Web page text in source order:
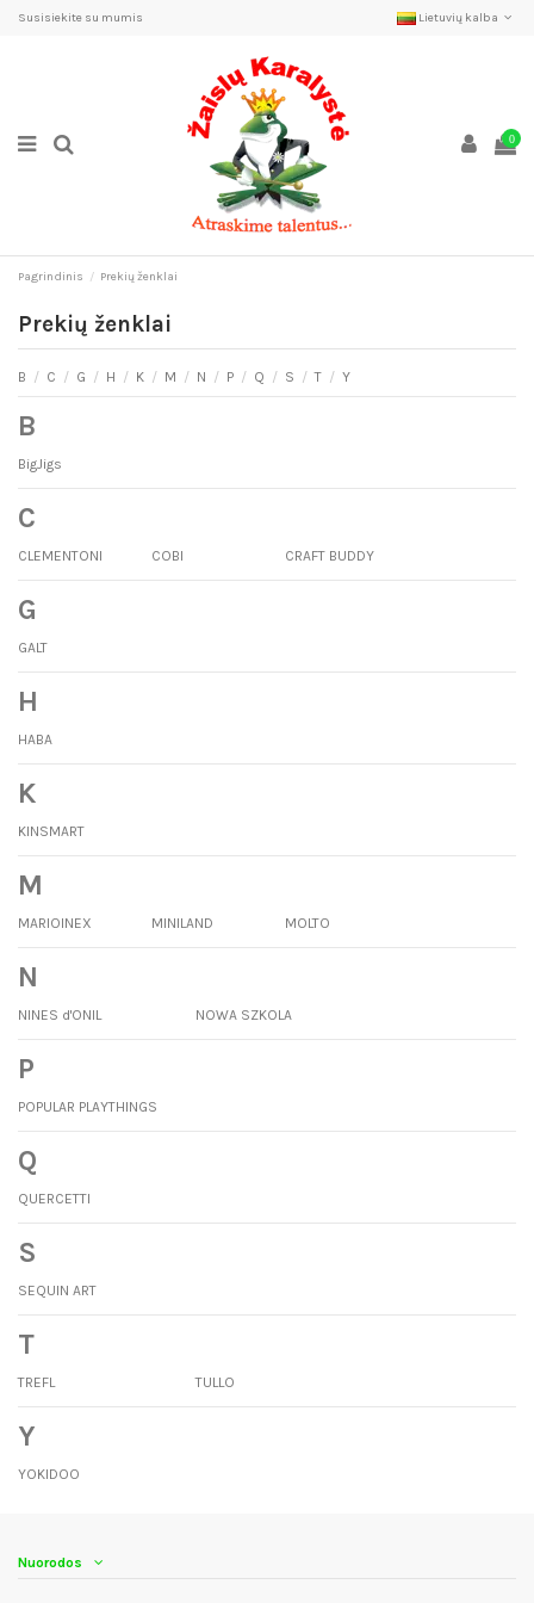
Susisiekite su mumis Lietuvių kalba
0
Pagrindinis Prekių ženklai
Prekių ženklai
B / C / G / H / K / M / N / P / Q / S / T / Y
B
BigJigs
C
CLEMENTONI COBI CRAFT BUDDY
G
GALT
H
HABA
K
KINSMART
M
MARIOINEX MINILAND MOLTO
N
NINES d'ONIL NOWA SZKOLA
P
POPULAR PLAYTHINGS
Q
QUERCETTI
S
SEQUIN ART
T
TREFL TULLO
Y
YOKIDOO
Nuorodos